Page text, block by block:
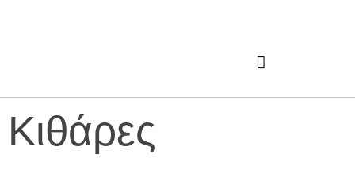
Κιθάρες